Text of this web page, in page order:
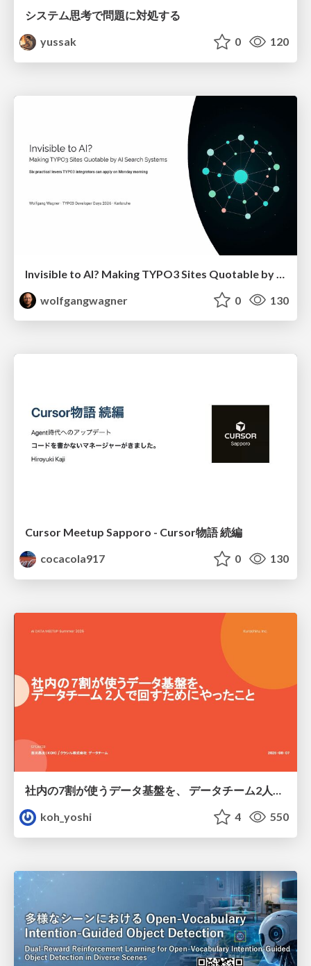
システム思考で問題に対処する
yussak
0 120
wolfgangwagner
0 130
Cursor Meetup Sapporo - Cursor物語 続編
cocacola917
0 130
社内の7割が使うデータ基盤を、 データチーム2人で回すためにやったこと
koh_yoshi
4 550